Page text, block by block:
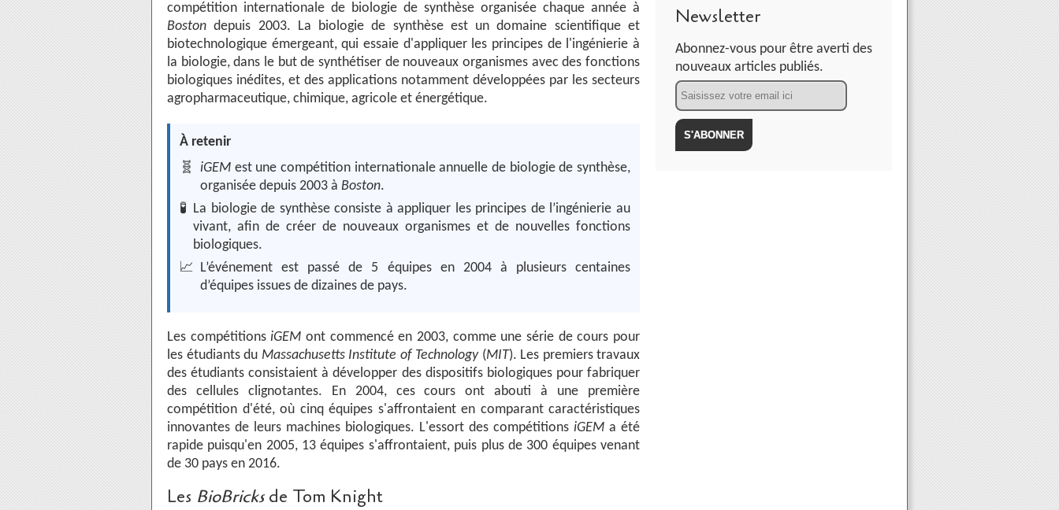
compétition internationale de biologie de synthèse organisée chaque année à
Boston depuis 2003. La biologie de synthèse est un domaine scientifique et
biotechnologique émergeant, qui essaie d'appliquer les principes de l'ingénierie à
la biologie, dans le but de synthétiser de nouveaux organismes avec des fonctions
biologiques inédites, et des applications notamment développées par les secteurs
agropharmaceutique, chimique, agricole et énergétique.
À retenir
🧬
iGEM est une compétition internationale annuelle de biologie de synthèse,
organisée depuis 2003 à Boston.
🧪 La biologie de synthèse consiste à appliquer les principes de l’ingénierie au
vivant, afin de créer de nouveaux organismes et de nouvelles fonctions
biologiques.
📈 L’événement est passé de 5 équipes en 2004 à plusieurs centaines
d’équipes issues de dizaines de pays.
Les compétitionsiGEM ont commencé en 2003, comme une série de cours pour
les étudiants du Massachusetts Institute of Technology(MIT). Les premiers travaux
des étudiants consistaient à développer des dispositifs biologiques pour fabriquer
des cellules clignotantes. En 2004, ces cours ont abouti à une première
compétition d'été, où cinq équipes s'affrontaient en comparant caractéristiques
innovantes de leurs machines biologiques. L'essort des compétitions iGEM a été
rapide puisqu'en 2005, 13 équipes s'affrontaient, puis plus de 300 équipes venant
de 30 pays en 2016.
Les BioBricksde Tom Knight
Newsletter
Abonnez-vous pour être averti des
nouveaux articles publiés.
Email